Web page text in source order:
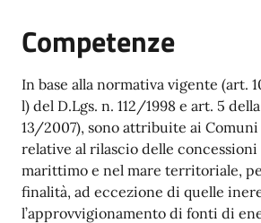
Competenze
In base alla normativa vigente (art.
l) del D.Lgs. n. 112/1998 e art. 5
13/2007), sono attribuite ai
relative al rilascio delle
marittimo e nel mare territoriale,
finalità, ad eccezione di quelle
l’approvvigionamento di fonti di